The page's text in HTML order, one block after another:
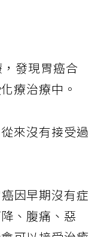
發現胃癌合
療治療中。
來沒有接受過
因早期沒有症
、腹痛、惡